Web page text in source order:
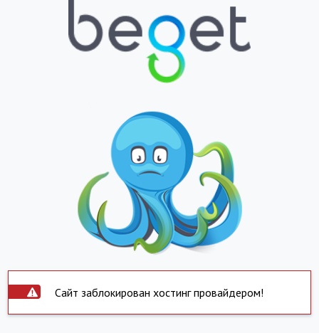
Сайт заблокирован хостинг провайдером!